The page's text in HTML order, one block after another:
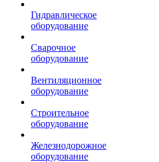
Гидравлическое
оборудование
Сварочное
оборудование
Вентиляционное
оборудование
Строительное
оборудование
Железнодорожное
оборудование